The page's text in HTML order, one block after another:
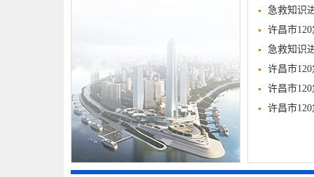
急救知识
许昌市
急救知识
许昌市
许昌市
许昌市